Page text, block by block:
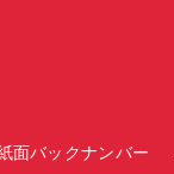
面バックナンバー